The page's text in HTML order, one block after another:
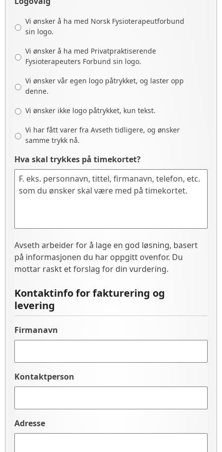
Vi ønsker å ha med Norsk Fysioterapeutforbund
sin logo.
Vi ønsker å ha med Privatpraktiserende
Fysioterapeuters Forbund sin logo.
Vi ønsker vår egen logo påtrykket, og laster opp
denne.
Vi ønsker ikke logo påtrykket, kun tekst.
Vi har fått varer fra Avseth tidligere, og ønsker
samme trykk nå.
Hva skal trykkes på timekortet?
Avseth arbeider for å lage en god løsning, basert
på informasjonen du har oppgitt ovenfor. Du
mottar raskt et forslag for din vurdering.
Kontaktinfo for fakturering og
levering
Firmanavn
Kontaktperson
Adresse